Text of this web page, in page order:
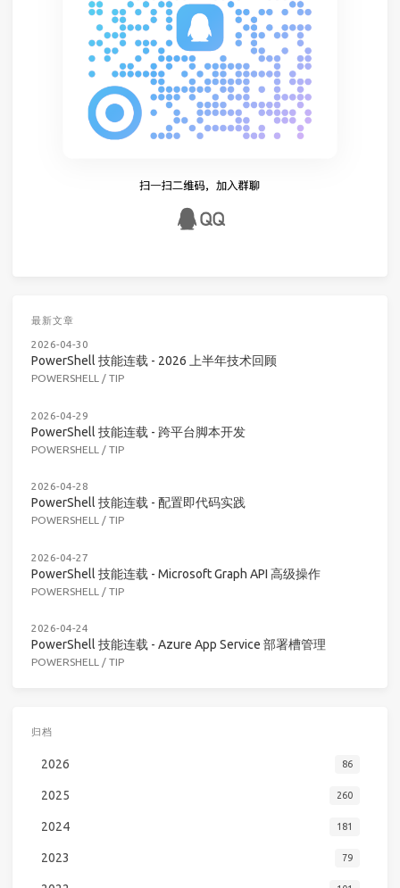
最新文章
2026-04-30
PowerShell 技能连载 - 2026 上半年技术回顾
POWERSHELL / TIP
2026-04-29
PowerShell 技能连载 - 跨平台脚本开发
POWERSHELL / TIP
2026-04-28
PowerShell 技能连载 - 配置即代码实践
POWERSHELL / TIP
2026-04-27
PowerShell 技能连载 - Microsoft Graph API 高级操作
POWERSHELL / TIP
2026-04-24
PowerShell 技能连载 - Azure App Service 部署槽管理
POWERSHELL / TIP
归档
2026 86
2025 260
2024 181
2023 79